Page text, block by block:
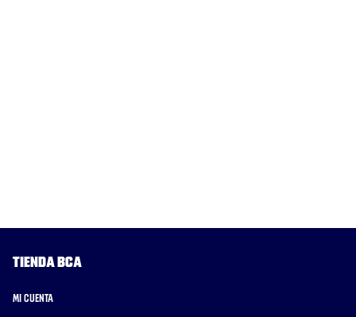
Tienda BCA
Mi cuenta